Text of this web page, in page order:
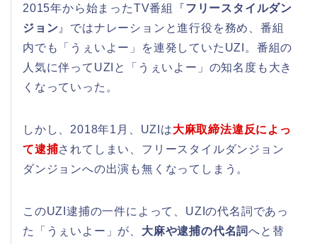
2015年から始まったTV番組『フリースタイルダン
ジョン 』ではナレーションと進行役を務め、番組
内でも「うぇいよー」を連発していたUZI。番組の
人気に伴ってUZIと「うぇいよー」の知名度も大き
くなっていった。
しかし、2018年1月、UZIは大麻取締法違反によっ
て逮捕されてしまい、フリースタイルダンジョン
ダンジョンへの出演も無くなってしまう。
このUZI逮捕の一件によって、UZIの代名詞であっ
た「うぇいよー」が、 大麻や逮捕の代名詞へと替